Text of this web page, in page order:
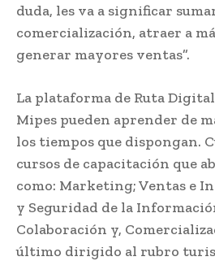
duda, les va a significar
comercialización, atraer a
generar mayores ventas”.
La plataforma de Ruta
Mipes pueden aprender de
los tiempos que dispongan.
cursos de capacitación que
como: Marketing; Ventas e
y Seguridad de la
Colaboración y,
último dirigido al rubro